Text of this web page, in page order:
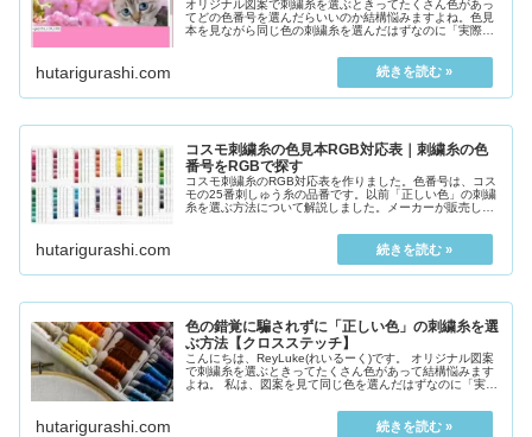
オリジナル図案で刺繍糸を選ぶときってたくさん色があっ
てどの色番号を選んだらいいのか結構悩みますよね。色見
本を見ながら同じ色の刺繍糸を選んだはずなのに「実際刺
hutarigurashi.com
コスモ刺繍糸の色見本RGB対応表｜刺繍糸の色
番号をRGBで探す
コスモ刺繍糸のRGB対応表を作りました。色番号は、コス
モの25番刺しゅう糸の品番です。以前「正しい色」の刺繍
糸を選ぶ方法について解説しました。メーカーが販売して
hutarigurashi.com
色の錯覚に騙されずに「正しい色」の刺繍糸を選
ぶ方法【クロスステッチ】
こんにちは、ReyLuke(れいるーく)です。 オリジナル図案
で刺繍糸を選ぶときってたくさん色があって結構悩みます
よね。 私は、図案を見て同じ色を選んだはずなのに「実際
hutarigurashi.com